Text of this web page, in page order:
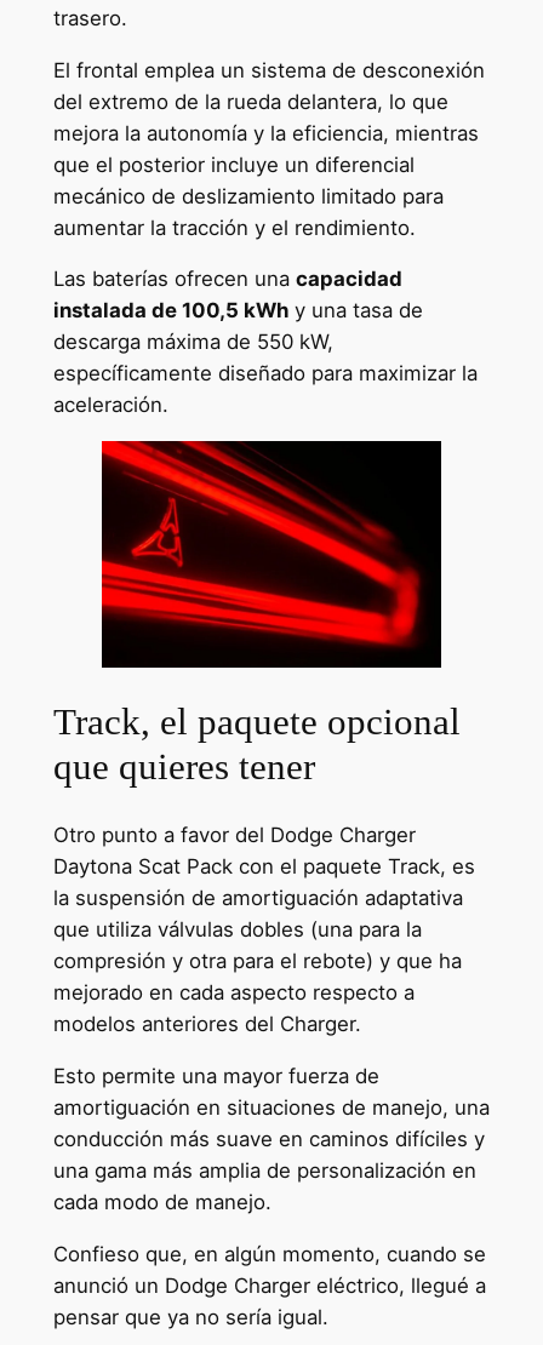
trasero.
El frontal emplea un sistema de desconexión
del extremo de la rueda delantera, lo que
mejora la autonomía y la eficiencia, mientras
que el posterior incluye un diferencial
mecánico de deslizamiento limitado para
aumentar la tracción y el rendimiento.
Las baterías ofrecen una capacidad
instalada de 100,5 kWhy una tasa de
descarga máxima de 550 kW,
específicamente diseñado para maximizar la
aceleración.
Track, el paquete opcional
que quieres tener
Otro punto a favor del Dodge Charger
Daytona Scat Pack con el paquete Track, es
la suspensión de amortiguación adaptativa
que utiliza válvulas dobles (una para la
compresión y otra para el rebote) y que ha
mejorado en cada aspecto respecto a
modelos anteriores del Charger.
Esto permite una mayor fuerza de
amortiguación en situaciones de manejo, una
conducción más suave en caminos difíciles y
una gama más amplia de personalización en
cada modo de manejo.
Confieso que, en algún momento, cuando se
anunció un Dodge Charger eléctrico, llegué a
pensar que ya no sería igual.